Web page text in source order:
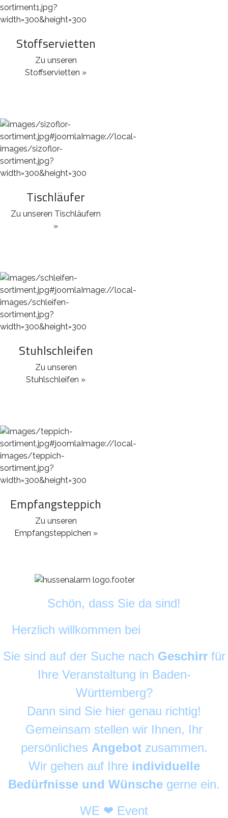
Stoffservietten
Zu unseren
Stoffservietten »
Tischläufer
Zu unseren Tischläufern
»
Stuhlschleifen
Zu unseren
Stuhlschleifen »
Empfangsteppich
Zu unseren
Empfangsteppichen »
Schön, dass Sie da sind!
Herzlich willkommen bei
Sie sind auf der Suche nach Geschirr für
Ihre Veranstaltung in Baden-
Württemberg?
Dann sind Sie hier genau richtig!
Gemeinsam stellen wir Ihnen, Ihr
persönliches Angebot zusammen.
Wir gehen auf Ihre individuelle
Bedürfnisse und Wünsche gerne ein.
WE ❤ Event